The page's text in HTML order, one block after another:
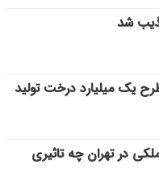
شد
یک میلیارد درخت تولید
در تهران چه تاثیری